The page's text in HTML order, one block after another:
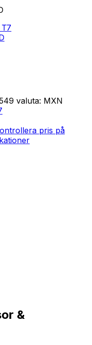
valuta: MXN
pris på
&